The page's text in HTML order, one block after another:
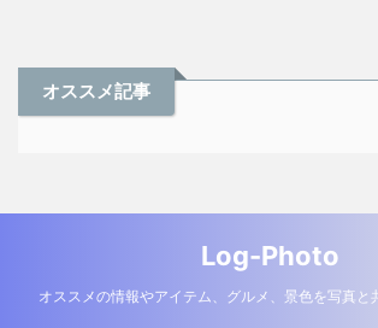
オススメ記事
Log-Photo
オススメの情報やアイテム、グルメ、景色を写真と